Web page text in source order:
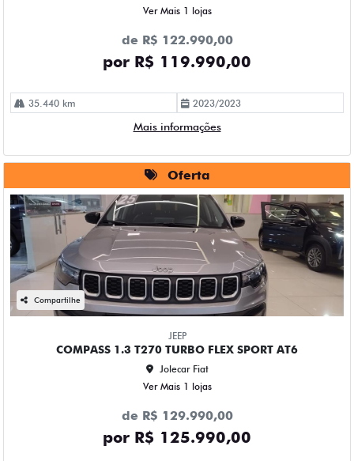
Ver Mais 1 lojas
de R$ 122.990,00
por R$ 119.990,00
35.440 km 2023/2023
Mais informações
Oferta
Compartilhe
JEEP
COMPASS 1.3 T270 TURBO FLEX SPORT AT6
Jolecar Fiat
Ver Mais 1 lojas
de R$ 129.990,00
por R$ 125.990,00